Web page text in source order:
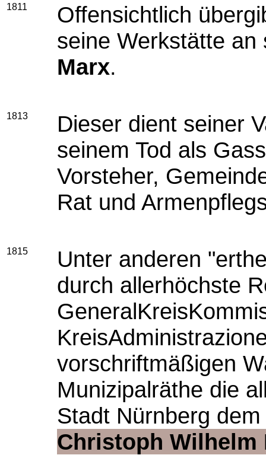
1811
Offensichtlich
seine Werkstätte
Marx.
1813
Dieser dient seiner
seinem Tod als
Vorsteher,
Rat und
1815
Unter anderen
durch allerhöchste
vorschriftmäßigen
Munizipalräthe die
Stadt Nürnberg
Christoph Wilhelm